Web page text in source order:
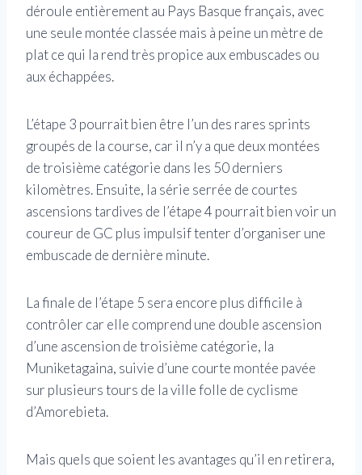
déroule entièrement au Pays Basque français, avec
une seule montée classée mais à peine un mètre de
plat ce qui la rend très propice aux embuscades ou
aux échappées.
L’étape 3 pourrait bien être l’un des rares sprints
groupés de la course, car il n’y a que deux montées
de troisième catégorie dans les 50 derniers
kilomètres. Ensuite, la série serrée de courtes
ascensions tardives de l’étape 4 pourrait bien voir un
coureur de GC plus impulsif tenter d’organiser une
embuscade de dernière minute.
La finale de l’étape 5 sera encore plus difficile à
contrôler car elle comprend une double ascension
d’une ascension de troisième catégorie, la
Muniketagaina, suivie d’une courte montée pavée
sur plusieurs tours de la ville folle de cyclisme
d’Amorebieta.
Mais quels que soient les avantages qu’il en retirera,